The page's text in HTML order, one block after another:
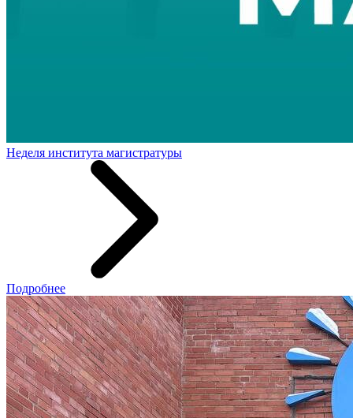
Неделя института магистратуры
Подробнее